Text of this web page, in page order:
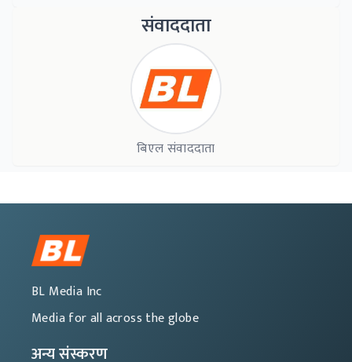
संवाददाता
बिएल संवाददाता
BL Media Inc
Media for all across the globe
अन्य संस्करण